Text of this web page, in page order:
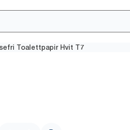
Toalettpapir Hvit T7